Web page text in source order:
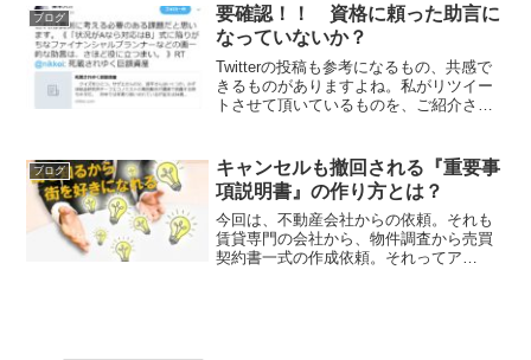
相続における不動産処置の...
ブログ
要確認！！ 資格に頼った助言に
なっていないか？
Twitterの投稿も参考になるもの、共感で
きるものがありますよね。私がリツイー
トさせて頂いているものを、ご紹介させ
る必要のある課題だと思います...
ブログ
キャンセルも撤回される『重要事
項説明書』の作り方とは？
今回は、不動産会社からの依頼。それも
賃貸専門の会社から、物件調査から売買
契約書一式の作成依頼。それってア